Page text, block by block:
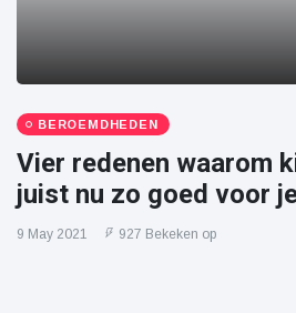
BEROEMDHEDEN
Vier redenen waarom
juist nu zo goed voor
9 May 2021 927 Bekeken op